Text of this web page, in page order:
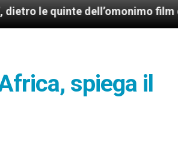
dell’omonimo film di Wim
spiega il